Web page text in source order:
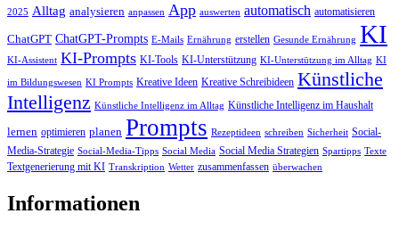
2025 Alltag analysieren anpassen App auswerten automatisch automatisieren
ChatGPT ChatGPT-Prompts E-Mails Ernährung erstellen Gesunde Ernährung KI
KI-Assistent KI-Prompts KI-Tools KI-Unterstützung KI-Unterstützung im Alltag KI
im Bildungswesen KI Prompts Kreative Ideen Kreative Schreibideen Künstliche
Intelligenz Künstliche Intelligenz im Alltag Künstliche Intelligenz im Haushalt
lernen optimieren planen Prompts Rezeptideen schreiben Sicherheit Social-
Media-Strategie Social-Media-Tipps Social Media Social Media Strategien Spartipps Texte
Textgenerierung mit KI Transkription Wetter zusammenfassen überwachen
Informationen